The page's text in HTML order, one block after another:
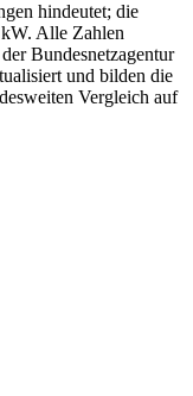
hindeutet; die
Alle Zahlen
Bundesnetzagentur
und bilden die
Vergleich auf